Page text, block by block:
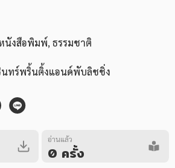
หนังสือยอดนิยม หนังสือเช่า
อีบุ๊กอ่านฟรี
นังสือพิมพ์, ธรรมชาติ
นทร์พริ้นติ้งแอนด์พับลิชชิ่ง
อ่านแล้ว
0 ครั้ง